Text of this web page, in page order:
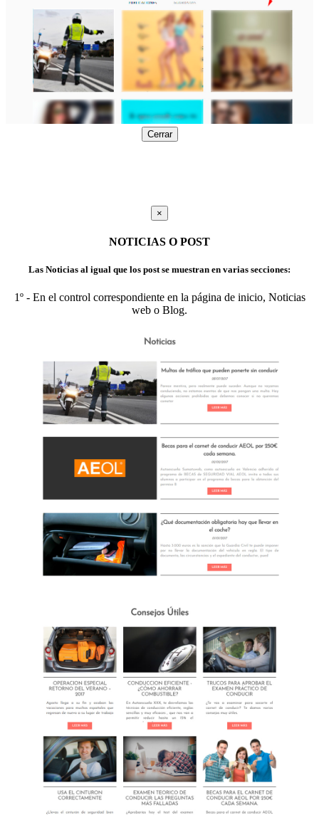
Cerrar
×
NOTICIAS O POST
Las Noticias al igual que los post se muestran en varias secciones:
1º - En el control correspondiente en la página de inicio, Noticias
web o Blog.